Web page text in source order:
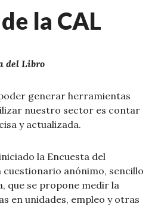
la CAL
del Libro
generar herramientas
nuestro sector es contar
y actualizada.
la Encuesta del
anónimo, sencillo
que se propone medir la
en unidades, empleo y otras